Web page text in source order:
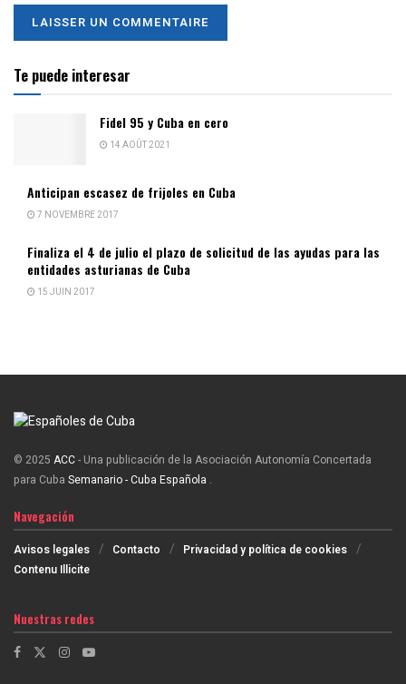
Te puede interesar
Fidel 95 y Cuba en cero
14 AOÛT 2021
Anticipan escasez de frijoles en Cuba
7 NOVEMBRE 2017
Finaliza el 4 de julio el plazo de solicitud de las ayudas para las
entidades asturianas de Cuba
15 JUIN 2017
© 2025 ACC- Una publicación de la Asociación Autonomía Concertada
para Cuba Semanario - Cuba Española .
Navegación
Avisos legales Contacto
Privacidad y política de cookies
Contenu Illicite
Nuestras redes